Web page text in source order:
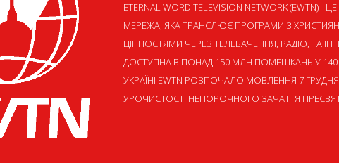
ETERNAL WORD TELEVISION NETWORK (EWTN) -
МЕРЕЖА, ЯКА ТРАНСЛЮЄ ПРОГРАМИ З
ЦІННОСТЯМИ ЧЕРЕЗ ТЕЛЕБАЧЕННЯ, РАДІО, ТА
ДОСТУПНА В ПОНАД 150 МЛН ПОМЕШКАНЬ У 140
УКРАЇНІ EWTN РОЗПОЧАЛО МОВЛЕННЯ 7 ГРУДНЯ
УРОЧИСТОСТІ НЕПОРОЧНОГО ЗАЧАТТЯ